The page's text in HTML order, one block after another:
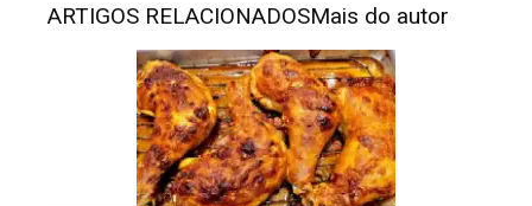
ARTIGOS RELACIONADOSMais do autor